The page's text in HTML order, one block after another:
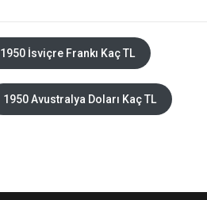
1950 İsviçre Frankı Kaç TL
1950 Avustralya Doları Kaç TL